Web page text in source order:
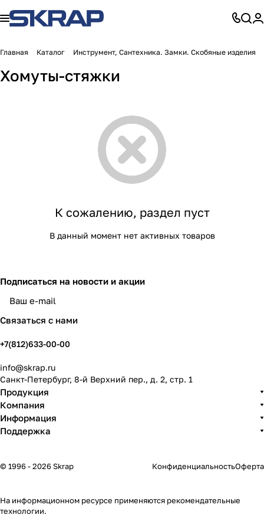
Главная Каталог Инструмент, Сантехника. Замки. Скобяные изделия
Хомуты-стяжки
К сожалению, раздел пуст
В данный момент нет активных товаров
Подписаться на новости и акции
Связаться с нами
+7(812)633-00-00
info@skrap.ru
Санкт-Петербург, 8-й Верхний пер., д. 2, стр. 1
Продукция
Компания
Информация
Поддержка
© 1996 - 2026 Skrap КонфиденциальностьОферта
На информационном ресурсе применяются рекомендательные
технологии.